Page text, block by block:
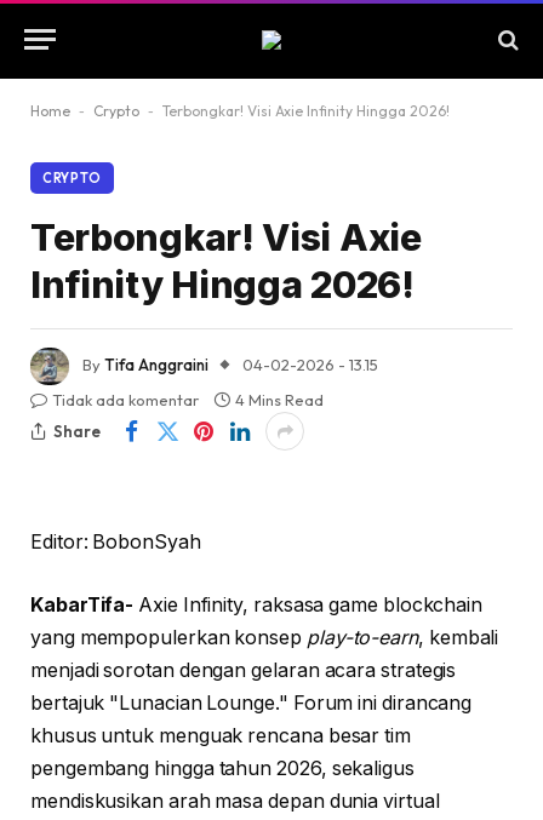
Home - Crypto - Terbongkar! Visi Axie Infinity Hingga 2026!
CRYPTO
Terbongkar! Visi Axie
Infinity Hingga 2026!
ByTifa Anggraini
04-02-2026 - 13.15
Tidak ada komentar
4 Mins Read
Share
Editor: BobonSyah
KabarTifa- Axie Infinity, raksasa game blockchain
yang mempopulerkan konsep play-to-earn, kembali
menjadi sorotan dengan gelaran acara strategis
bertajuk "Lunacian Lounge." Forum ini dirancang
khusus untuk menguak rencana besar tim
pengembang hingga tahun 2026, sekaligus
mendiskusikan arah masa depan dunia virtual